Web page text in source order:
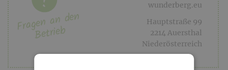
wunderberg.eu
Hauptstraße 99
2214 Auersthal
Niederösterreich
Fragen an den
Betrieb